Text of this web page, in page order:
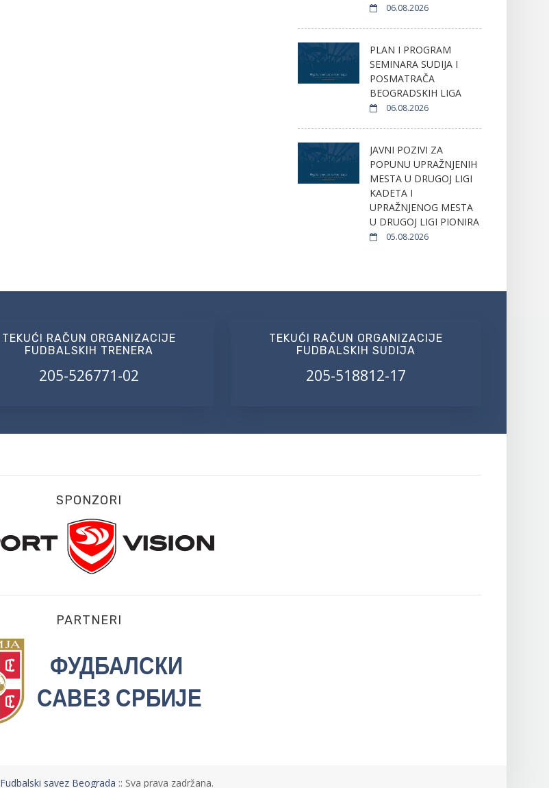
06.08.2026
PLAN I PROGRAM
SEMINARA SUDIJA I
POSMATRAČA
BEOGRADSKIH LIGA
06.08.2026
JAVNI POZIVI ZA
POPUNU UPRAŽNJENIH
MESTA U DRUGOJ LIGI
KADETA I
UPRAŽNJENOG MESTA
U DRUGOJ LIGI PIONIRA
05.08.2026
TEKUĆI RAČUN ORGANIZACIJE
FUDBALSKIH TRENERA
205-526771-02
TEKUĆI RAČUN ORGANIZACIJE
FUDBALSKIH SUDIJA
205-518812-17
SPONZORI
PARTNERI
Fudbalski savez Beograda :: Sva prava zadržana.